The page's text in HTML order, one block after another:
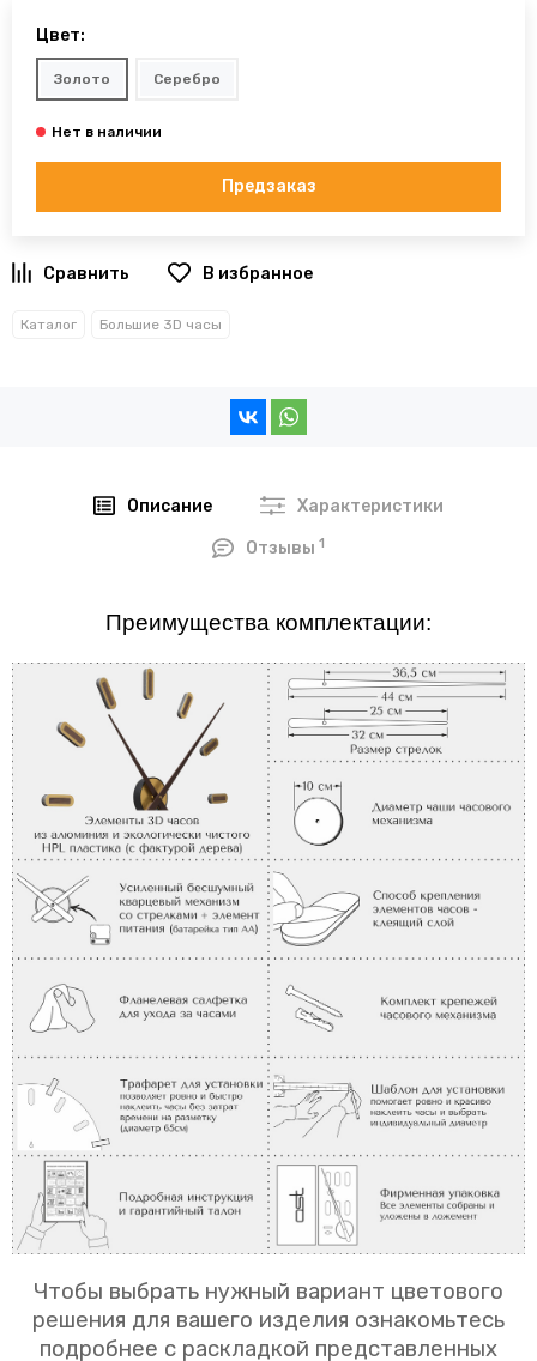
Цвет:
Золото Серебро
Предзаказ
В избранное
Каталог Большие 3D часы
Описание Характеристики
Отзывы 1
Преимущества комплектации:
Чтобы выбрать нужный вариант цветового
решения для вашего изделия ознакомьтесь
подробнее с раскладкой представленных